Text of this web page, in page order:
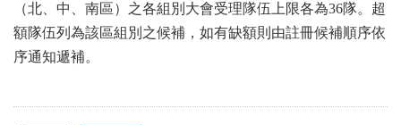
（北、中、南區）之各組別大會受理隊伍上限各為36隊。超
額隊伍列為該區組別之候補，如有缺額則由註冊候補順序依
序通知遞補。